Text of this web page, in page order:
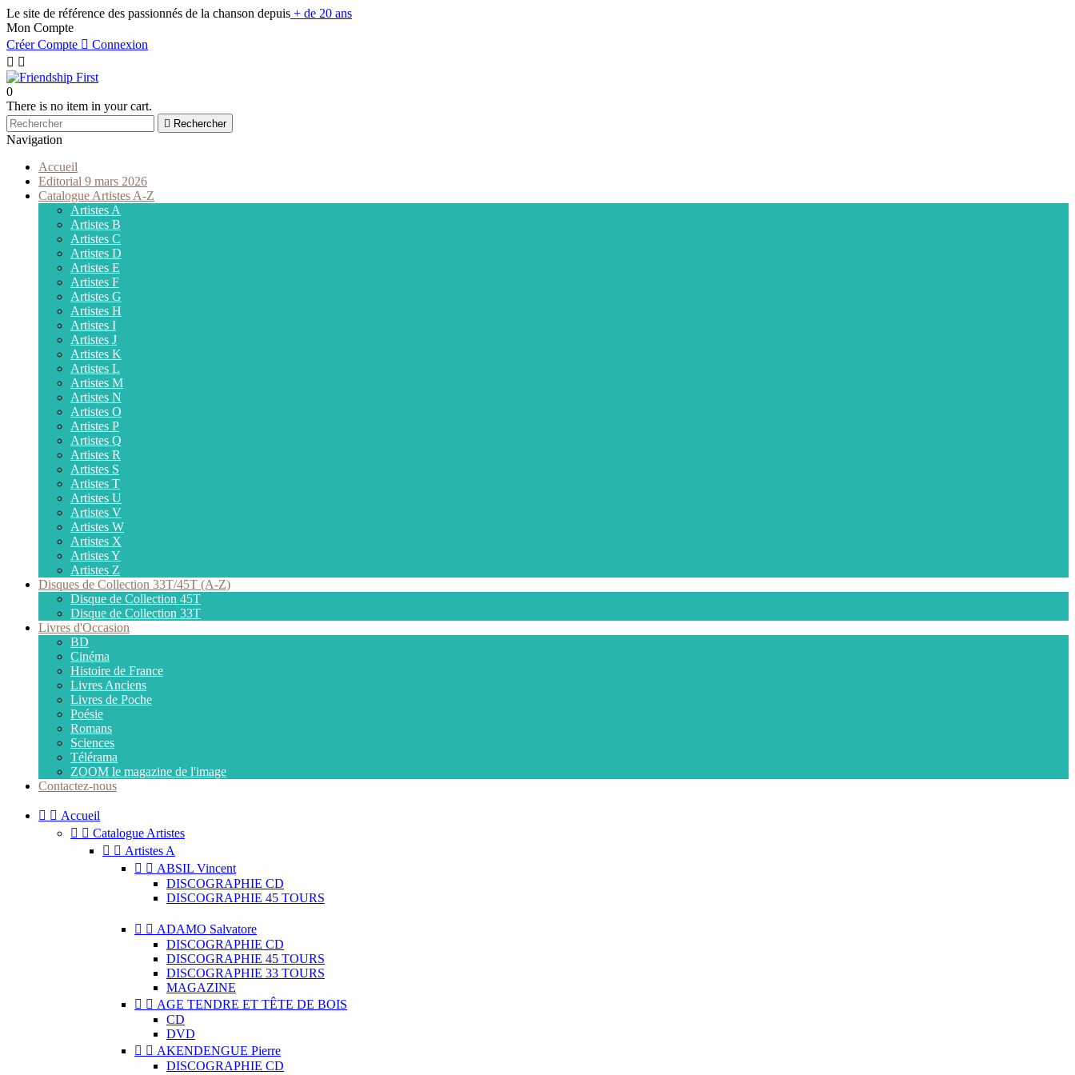
Le site de référence des passionnés de la chanson depuis + de 20 ans
Mon Compte
Créer Compte  Connexion
 
0
There is no item in your cart.
 Rechercher
Navigation
Accueil
Editorial 9 mars 2026
Catalogue Artistes A-Z
Artistes A
Artistes B
Artistes C
Artistes D
Artistes E
Artistes F
Artistes G
Artistes H
Artistes I
Artistes J
Artistes K
Artistes L
Artistes M
Artistes N
Artistes O
Artistes P
Artistes Q
Artistes R
Artistes S
Artistes T
Artistes U
Artistes V
Artistes W
Artistes X
Artistes Y
Artistes Z
Disques de Collection 33T/45T (A-Z)
Disque de Collection 45T
Disque de Collection 33T
Livres d'Occasion
BD
Cinéma
Histoire de France
Livres Anciens
Livres de Poche
Poésie
Romans
Sciences
Télérama
ZOOM le magazine de l'image
Contactez-nous
  Accueil
  Catalogue Artistes
  Artistes A
  ABSIL Vincent
DISCOGRAPHIE CD
DISCOGRAPHIE 45 TOURS
  ADAMO Salvatore
DISCOGRAPHIE CD
DISCOGRAPHIE 45 TOURS
DISCOGRAPHIE 33 TOURS
MAGAZINE
  AGE TENDRE ET TÊTE DE BOIS
CD
DVD
  AKENDENGUE Pierre
DISCOGRAPHIE CD